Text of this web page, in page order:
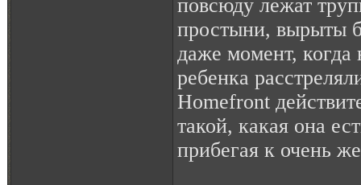
повсюду лежат
простыни, вырыты
даже момент, когда
ребенка
Homefront
такой, какая она
прибегая к очень